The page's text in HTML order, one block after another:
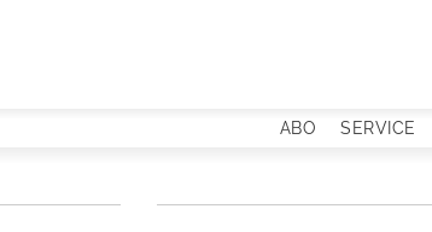
ABO SERVICE